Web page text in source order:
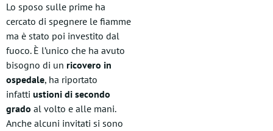
Lo sposo sulle prime ha
cercato di spegnere le fiamme
ma è stato poi investito dal
fuoco. È l’unico che ha avuto
bisogno di un ricovero in
ospedale, ha riportato
infatti ustioni di secondo
grado al volto e alle mani.
Anche alcuni invitati si sono